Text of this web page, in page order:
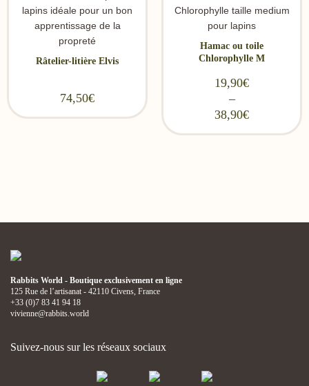
Râtelier-litière Elvis
74,50€
Hamac ou toile
Chlorophylle M
19,90€
–
38,90€
Price range: 19,90€
Rabbits World - Boutique exclusivement en ligne
125 Rue de l’artisanat - 42110 Civens, France
+33 (0)7 83 41 94 18
vivienne@rabbits.world
Suivez-nous sur les réseaux sociaux